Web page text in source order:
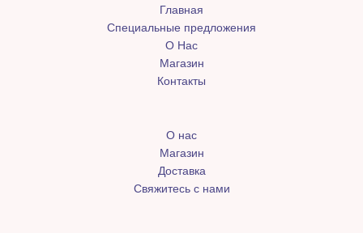
Главная
Специальные предложения
О Нас
Магазин
Контакты
О нас
Магазин
Доставка
Свяжитесь с нами